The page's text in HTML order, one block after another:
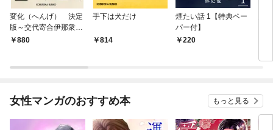
変化（へんげ） 決定
版～交代寄合伊那衆異
聞（1）～
880
手下は犬だけ
814
煙たい話 1【特典ペー
パー付】
220
女性マンガのおすすめ本 もっと見る